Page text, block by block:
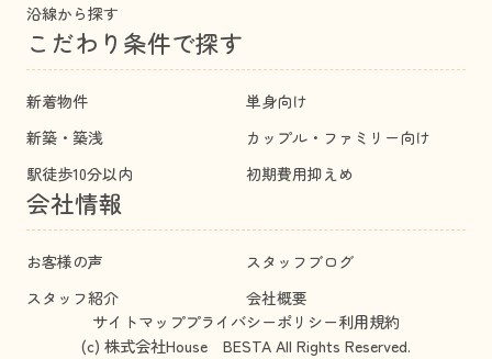
沿線から探す
こだわり条件で探す
新着物件
単身向け
新築・築浅
カップル・ファミリー向け
駅徒歩10分以内
初期費用抑えめ
会社情報
お客様の声
スタッフブログ
スタッフ紹介
会社概要
サイトマッププライバシーポリシー利用規約
(c) 株式会社House BESTA All Rights Reserved.